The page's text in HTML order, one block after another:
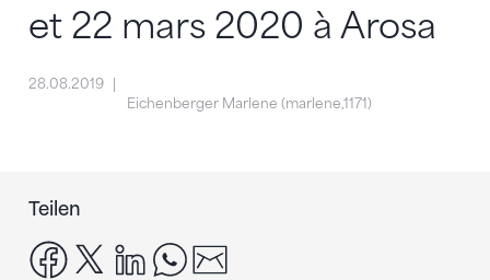
et 22 mars 2020 à Arosa
28.08.2019
Eichenberger Marlene (marlene,1171)
Teilen
facebook
x linkedinwhatsapp